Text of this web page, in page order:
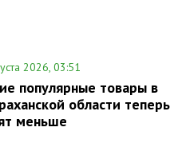
2026, 03:51
популярные товары в
области теперь
меньше